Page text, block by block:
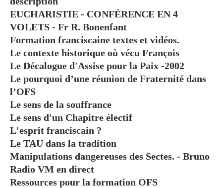
EUCHARISTIE - CONFÉRENCE EN 4
VOLETS - Fr R. Bonenfant
Formation franciscaine textes et vidéos.
Le contexte historique où vécu François
Le Décalogue d'Assise pour la Paix -2002
Le pourquoi d’une réunion de Fraternité dans
l’OFS
Le sens de la souffrance
Le sens d'un Chapitre électif
L'esprit franciscain ?
Le TAU dans la tradition
Manipulations dangereuses des Sectes. - Bruno
Radio VM en direct
Ressources pour la formation OFS